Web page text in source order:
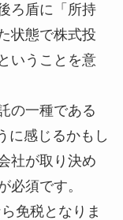
ろ盾に「所持
状態で株式投
いうことを意
の一種である
に感じるかもし
社が取り決め
必須です。
免税となりま